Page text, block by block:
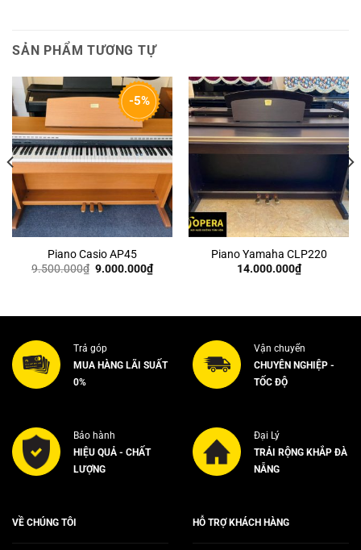
SẢN PHẨM TƯƠNG TỰ
-5%
Piano Casio AP45
9.500.000₫ Giá
9.000.000₫Giá
hiện
Piano Yamaha CLP220
14.000.000₫
Trả góp
MUA HÀNG LÃI SUẤT
0%
Vận chuyển
CHUYÊN NGHIỆP -
TỐC ĐỘ
Bảo hành
HIỆU QUẢ - CHẤT
LƯỢNG
Đại Lý
TRẢI RỘNG KHẮP ĐÀ
NẴNG
VỀ CHÚNG TÔI HỖ TRỢ KHÁCH HÀNG